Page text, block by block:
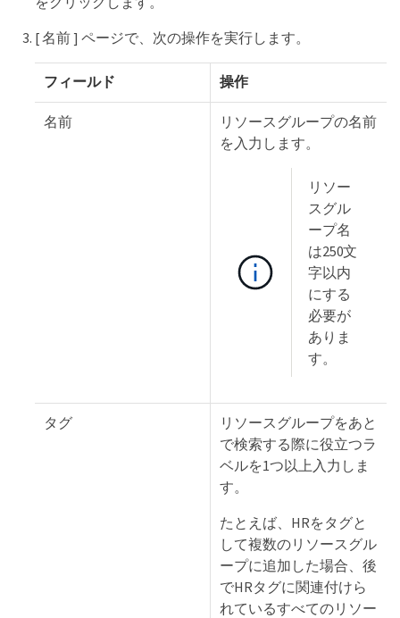
[ 名前 ] ページで、次の操作を実行します。
フィールド 操作
名前
リソースグループの名前
を入力します。
リソー
スグル
ープ名
は250文
字以内
にする
必要が
ありま
す。
タグ
リソースグループをあと
で検索する際に役立つラ
ベルを1つ以上入力しま
す。
たとえば、HRをタグと
して複数のリソースグル
ープに追加した場合、後
でHRタグに関連付けら
れているすべてのリソー